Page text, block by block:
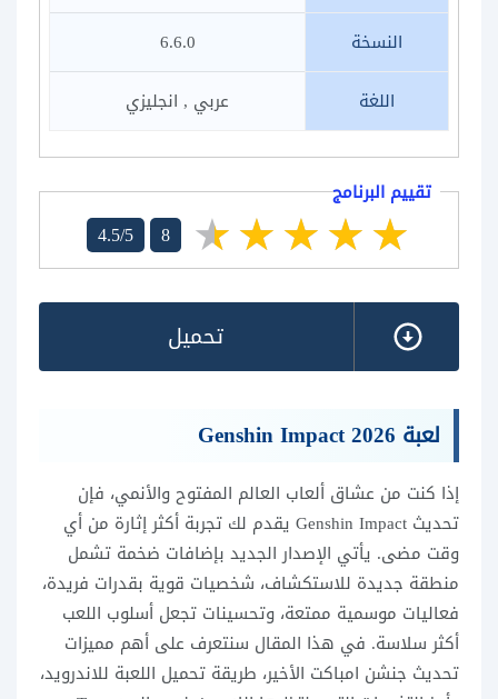
النسخة
6.6.0
اللغة
عربي , انجليزي
تقييم البرنامج
4.5/5 8
تحميل
لعبة Genshin Impact 2026
إذا كنت من عشاق ألعاب العالم المفتوح والأنمي، فإن
تحديث Genshin Impact يقدم لك تجربة أكثر إثارة من أي
وقت مضى. يأتي الإصدار الجديد بإضافات ضخمة تشمل
منطقة جديدة للاستكشاف، شخصيات قوية بقدرات فريدة،
فعاليات موسمية ممتعة، وتحسينات تجعل أسلوب اللعب
أكثر سلاسة. في هذا المقال سنتعرف على أهم مميزات
تحديث جنشن امباكت الأخير، طريقة تحميل اللعبة للاندرويد،